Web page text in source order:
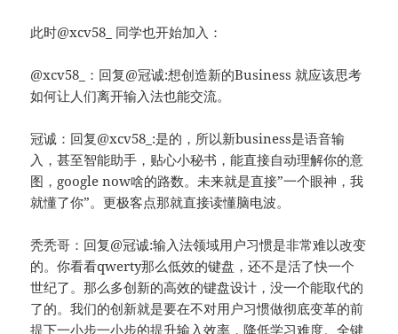
此时@xcv58_ 同学也开始加入：
@xcv58_：回复@冠诚:想创造新的Business 就应该思考
如何让人们离开输入法也能交流。
冠诚：回复@xcv58_:是的，所以新business是语音输
入，甚至智能助手，贴心小秘书，能直接自动理解你的意
图，google now啥的路数。未来就是直接”一个眼神，我
就懂了你”。更极客点那就直接读懂脑电波。
秃秃哥：回复@冠诚:输入法领域用户习惯是非常难以改变
的。你看看qwerty那么低效的键盘，还不是活了快一个
世纪了。那么多创新的高效的键盘设计，没一个能取代的
了的。我们的创新就是要在不对用户习惯做彻底变革的前
提下一小步一小步的提升输入效率，降低学习难度。全键